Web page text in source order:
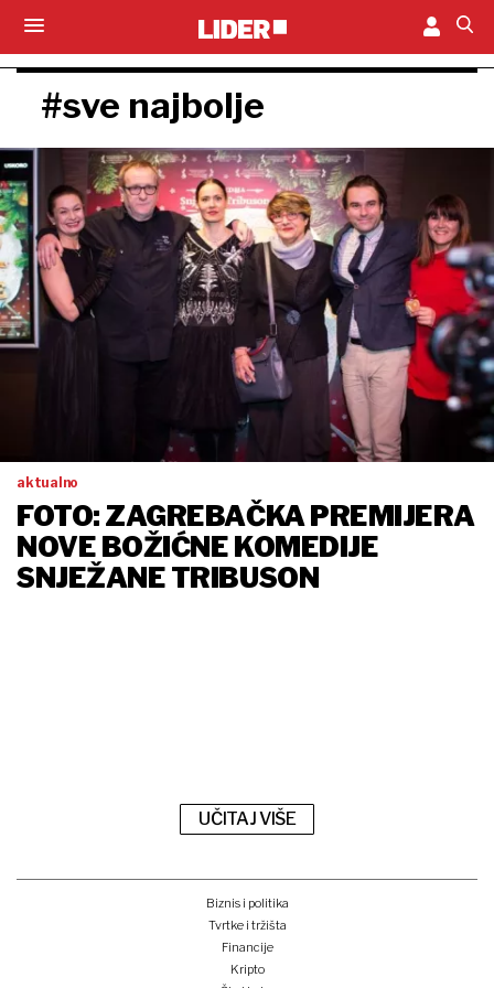
#sve najbolje
aktualno
FOTO: ZAGREBAČKA PREMIJERA
NOVE BOŽIĆNE KOMEDIJE
SNJEŽANE TRIBUSON
UČITAJ VIŠE
Biznis i politika
Tvrtke i tržišta
Financije
Kripto